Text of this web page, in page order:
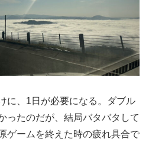
に、1日が必要になる。ダブル
ったのだが、結局バタバタして
ゲームを終えた時の疲れ具合で